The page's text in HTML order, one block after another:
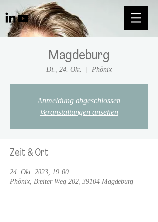
Magdeburg
Di., 24. Okt. Phönix
Anmeldung abgeschlossen
Veranstaltungen ansehen
Zeit & Ort
24. Okt. 2023, 19:00
Phönix, Breiter Weg 202, 39104 Magdeburg